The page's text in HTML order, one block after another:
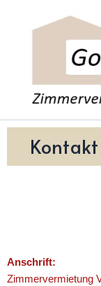
Kontakt
Anschrift:
Zimmervermietung